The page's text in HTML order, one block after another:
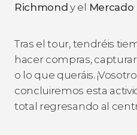
Richmond y el Mercado
Tras el tour, tendréis
hacer compras,
o lo que queráis.
concluiremos esta
total regresando al